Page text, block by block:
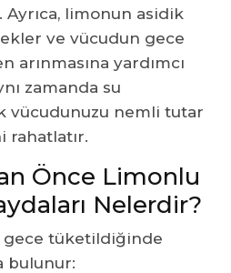
Ayrıca, limonun asidik
ve vücudun gece
arınmasına yardımcı
zamanda su
vücudunuzu nemli tutar
rahatlatır.
Önce Limonlu
Nelerdir?
gece tüketildiğinde
bulunur: